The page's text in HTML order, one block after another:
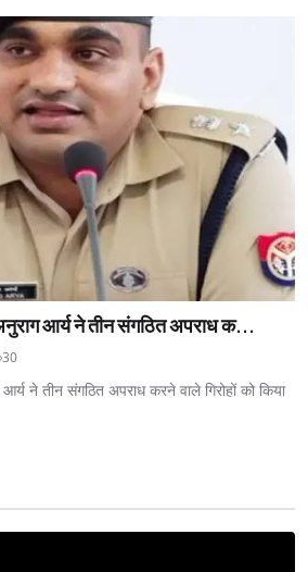
आर्य ने तीन संगठित अपराध क...
30
ने तीन संगठित अपराध करने वाले गिरोहों को किया